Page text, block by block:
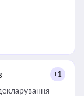
+1